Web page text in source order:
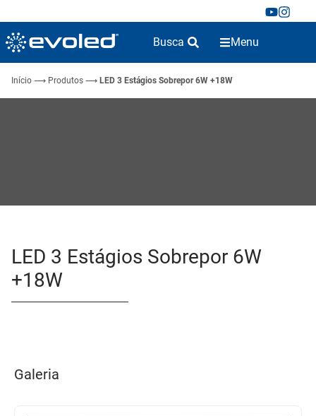
Menu
Busca
Início ⟶ Produtos ⟶ LED 3 Estágios Sobrepor 6W +18W
LED 3 Estágios Sobrepor 6W
+18W
Galeria